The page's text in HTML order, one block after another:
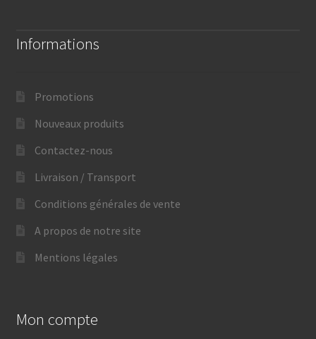
Informations
Promotions
Nouveaux produits
Contactez-nous
Livraison / Transport
Conditions générales de vente
A propos de notre site
Mentions légales
Mon compte